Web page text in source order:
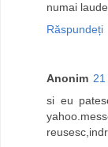
numai
Răspundeți
Anonim
si eu